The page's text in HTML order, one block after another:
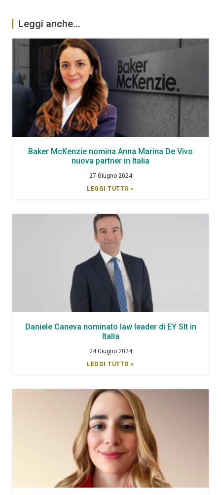
Leggi anche...
Baker McKenzie nomina Anna Marina De Vivo
nuova partner in Italia
27 Giugno 2024
LEGGI TUTTO »
Daniele Caneva nominato law leader di EY Slt in
Italia
24 Giugno 2024
LEGGI TUTTO »